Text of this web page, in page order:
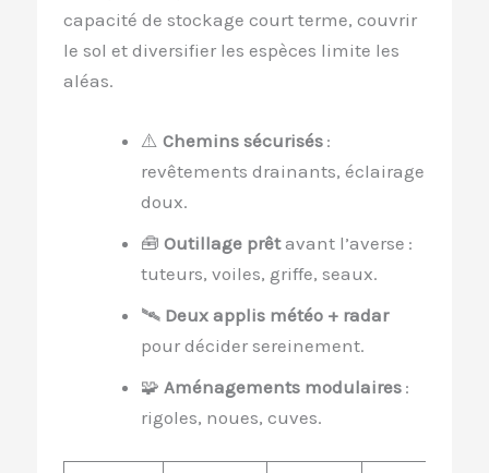
capacité de stockage court terme, couvrir
le sol et diversifier les espèces limite les
aléas.
⚠️ Chemins sécurisés :
revêtements drainants, éclairage
doux.
🧰 Outillage prêtavant l’averse :
tuteurs, voiles, griffe, seaux.
🛰️ Deux applis météo + radar
pour décider sereinement.
🧩 Aménagements modulaires :
rigoles, noues, cuves.